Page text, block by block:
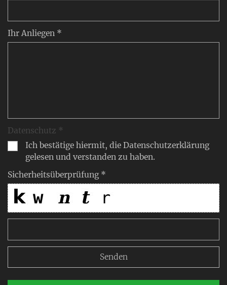
Ihr Anliegen *
Datenschutz *
Ich bestätige hiermit, die Datenschutzerklärung
gelesen und verstanden zu haben.
Sicherheitsüberprüfung *